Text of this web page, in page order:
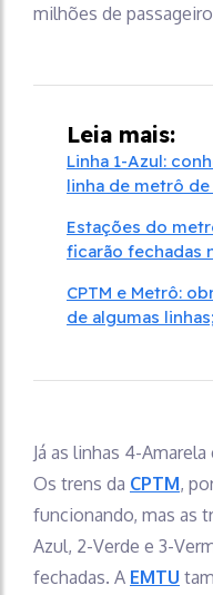
milhões de
Leia mais:
Linha 1-Azul:
linha de metrô de
Estações do
ficarão fechadas
CPTM e Metrô:
de algumas
Já as linhas 4-
Os trens da CPTM,
funcionando, mas as
Azul, 2-Verde e 3-
fechadas. A EMTU